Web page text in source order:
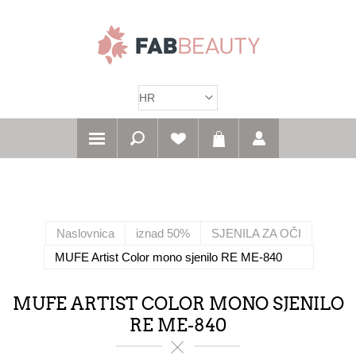
Naslovnica iznad 50%
SJENILA ZA OČI
MUFE Artist Color mono sjenilo RE ME-840
MUFE ARTIST COLOR MONO SJENILO
RE ME-840